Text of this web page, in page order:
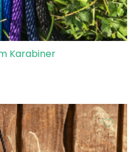
Karabiner